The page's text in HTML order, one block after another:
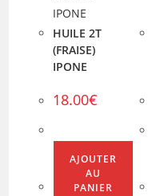
HUILE 2T
(FRAISE)
IPONE
18.00€
AJOUTER
AU
PANIER